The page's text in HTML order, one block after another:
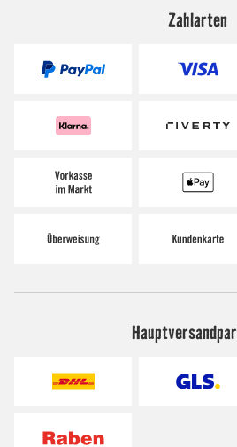
Zahlarten